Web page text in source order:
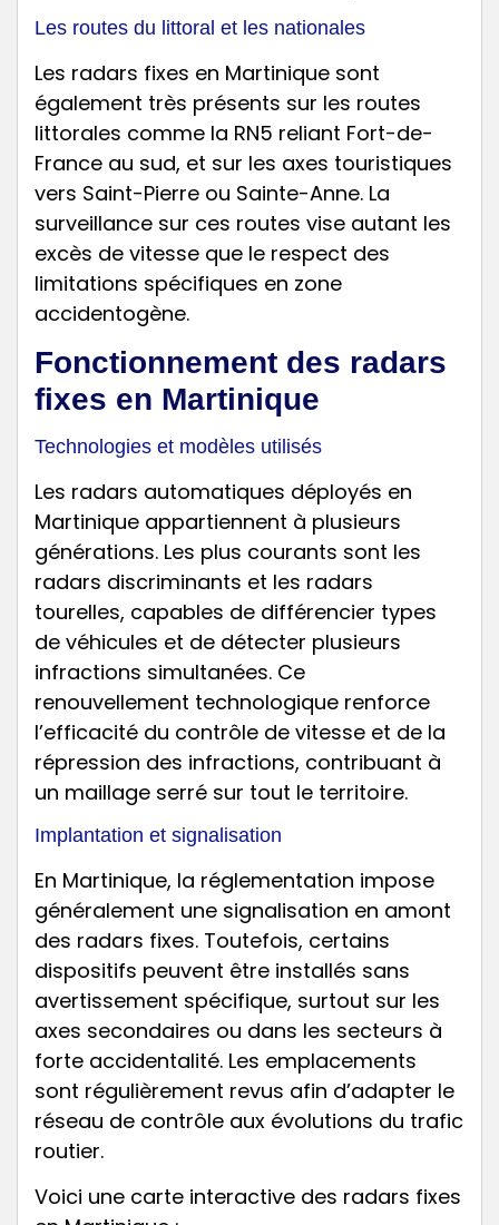
Les routes du littoral et les nationales
Les radars fixes en Martinique sont
également très présents sur les routes
littorales comme la RN5 reliant Fort-de-
France au sud, et sur les axes touristiques
vers Saint-Pierre ou Sainte-Anne. La
surveillance sur ces routes vise autant les
excès de vitesse que le respect des
limitations spécifiques en zone
accidentogène.
Fonctionnement des radars
fixes en Martinique
Technologies et modèles utilisés
Les radars automatiques déployés en
Martinique appartiennent à plusieurs
générations. Les plus courants sont les
radars discriminants et les radars
tourelles, capables de différencier types
de véhicules et de détecter plusieurs
infractions simultanées. Ce
renouvellement technologique renforce
l’efficacité du contrôle de vitesse et de la
répression des infractions, contribuant à
un maillage serré sur tout le territoire.
Implantation et signalisation
En Martinique, la réglementation impose
généralement une signalisation en amont
des radars fixes. Toutefois, certains
dispositifs peuvent être installés sans
avertissement spécifique, surtout sur les
axes secondaires ou dans les secteurs à
forte accidentalité. Les emplacements
sont régulièrement revus afin d’adapter le
réseau de contrôle aux évolutions du trafic
routier.
Voici une carte interactive des radars fixes